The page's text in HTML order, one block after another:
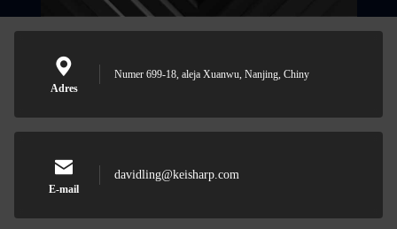
Adres
Numer 699-18, aleja Xuanwu, Nanjing, Chiny
E-mail
davidling@keisharp.com